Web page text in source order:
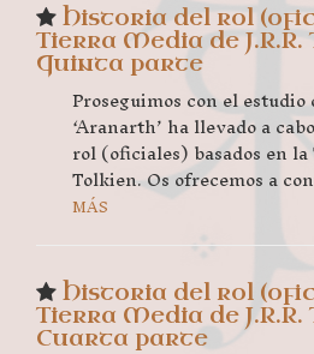
Historia del rol
Tierra Media de J.R.R.
Quinta parte
Proseguimos con el estudio
‘Aranarth’ ha llevado a
rol (oficiales) basados en
Tolkien. Os ofrecemos a
MÁS
Historia del rol
Tierra Media de J.R.R.
Cuarta parte